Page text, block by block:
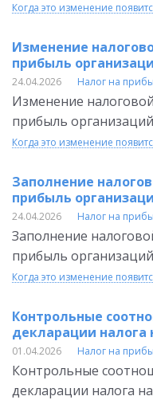
Когда это изменение
Изменение
прибыль
24.04.2026 Налог на
Изменение
прибыль организаций
Когда это изменение
Заполнение
прибыль
24.04.2026 Налог на
Заполнение
прибыль организаций
Когда это изменение
Контрольные
декларации налога
01.04.2026 Налог на
Контрольные
декларации налога